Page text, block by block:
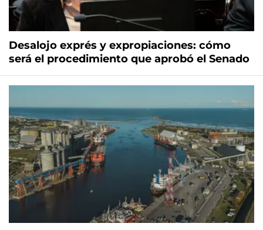
Desalojo exprés y expropiaciones: cómo
será el procedimiento que aprobó el Senado